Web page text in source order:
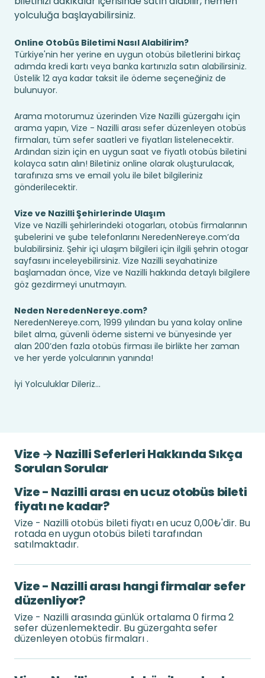
yolculuğa başlayabilirsiniz.
Online Otobüs Biletimi Nasıl Alabilirim?
Türkiye'nin her yerine en uygun otobüs biletlerini birkaç
adımda kredi kartı veya banka kartınızla satın alabilirsiniz.
Üstelik 12 aya kadar taksit ile ödeme seçeneğiniz de
bulunuyor.
Arama motorumuz üzerinden Vize Nazilli güzergahı için
arama yapın, Vize - Nazilli arası sefer düzenleyen otobüs
firmaları, tüm sefer saatleri ve fiyatları listelenecektir.
Ardından sizin için en uygun saat ve fiyatlı otobüs biletini
kolayca satın alın! Biletiniz online olarak oluşturulacak,
tarafınıza sms ve email yolu ile bilet bilgileriniz
gönderilecektir.
Vize ve Nazilli Şehirlerinde Ulaşım
Vize ve Nazilli şehirlerindeki otogarları, otobüs firmalarının
şubelerini ve şube telefonlarını NeredenNereye.com’da
bulabilirsiniz. Şehir içi ulaşım bilgileri için ilgili şehrin otogar
sayfasını inceleyebilirsiniz. Vize Nazilli seyahatinize
başlamadan önce, Vize ve Nazilli hakkında detaylı bilgilere
göz gezdirmeyi unutmayın.
Neden NeredenNereye.com?
NeredenNereye.com, 1999 yılından bu yana kolay online
bilet alma, güvenli ödeme sistemi ve bünyesinde yer
alan 200’den fazla otobüs firması ile birlikte her zaman
ve her yerde yolcularının yanında!
İyi Yolculuklar Dileriz...
Vize → Nazilli Seferleri Hakkında Sıkça
Sorulan Sorular
Vize - Nazilli arası en ucuz otobüs bileti
fiyatı ne kadar?
Vize - Nazilli otobüs bileti fiyatı en ucuz 0,00₺'dir. Bu
rotada en uygun otobüs bileti tarafından
satılmaktadır.
Vize - Nazilli arası hangi firmalar sefer
düzenliyor?
Vize - Nazilli arasında günlük ortalama 0 firma 2
sefer düzenlemektedir. Bu güzergahta sefer
düzenleyen otobüs firmaları .